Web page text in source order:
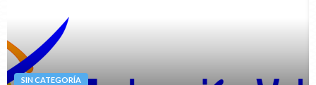
SIN CATEGORÍA